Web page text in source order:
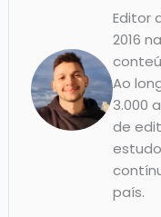
Editor
2016
Ao
3.000
de
país.